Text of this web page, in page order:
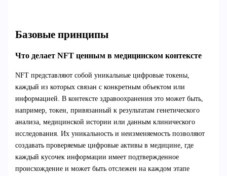
Базовые принципы
Что делает NFT ценным в медицинском контексте
NFT представляют собой уникальные цифровые токены,
каждый из которых связан с конкретным объектом или
информацией. В контексте здравоохранения это может быть,
например, токен, привязанный к результатам генетического
анализа, медицинской истории или данным клинического
исследования. Их уникальность и неизменяемость позволяют
создавать проверяемые цифровые активы в медицине, где
каждый кусочек информации имеет подтвержденное
происхождение и может быть отслежен на каждом этапе